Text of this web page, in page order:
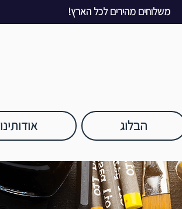
משלוחים מהירים לכל הארץ!
הבלוג אודותינו